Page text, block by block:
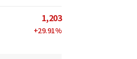
1,203
+29.91%